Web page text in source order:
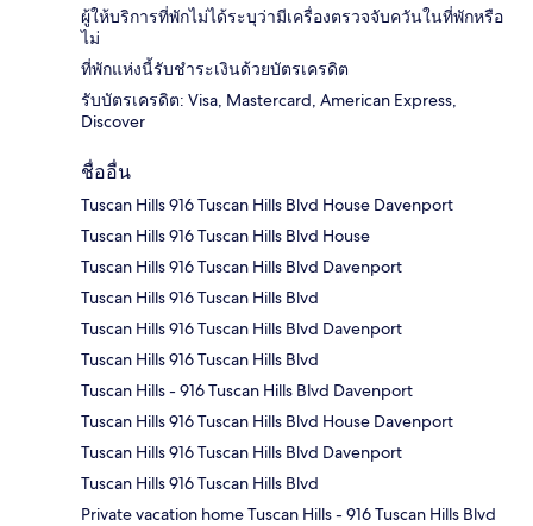
ผู้ให้บริการที่พักไม่ได้ระบุว่ามีเครื่องตรวจจับควันในที่พักหรือ
ไม่
ที่พักแห่งนี้รับชำระเงินด้วยบัตรเครดิต
รับบัตรเครดิต: Visa, Mastercard, American Express,
Discover
ชื่ออื่น
Tuscan Hills 916 Tuscan Hills Blvd House Davenport
Tuscan Hills 916 Tuscan Hills Blvd House
Tuscan Hills 916 Tuscan Hills Blvd Davenport
Tuscan Hills 916 Tuscan Hills Blvd
Tuscan Hills 916 Tuscan Hills Blvd Davenport
Tuscan Hills 916 Tuscan Hills Blvd
Tuscan Hills - 916 Tuscan Hills Blvd Davenport
Tuscan Hills 916 Tuscan Hills Blvd House Davenport
Tuscan Hills 916 Tuscan Hills Blvd Davenport
Tuscan Hills 916 Tuscan Hills Blvd
Private vacation home Tuscan Hills - 916 Tuscan Hills Blvd